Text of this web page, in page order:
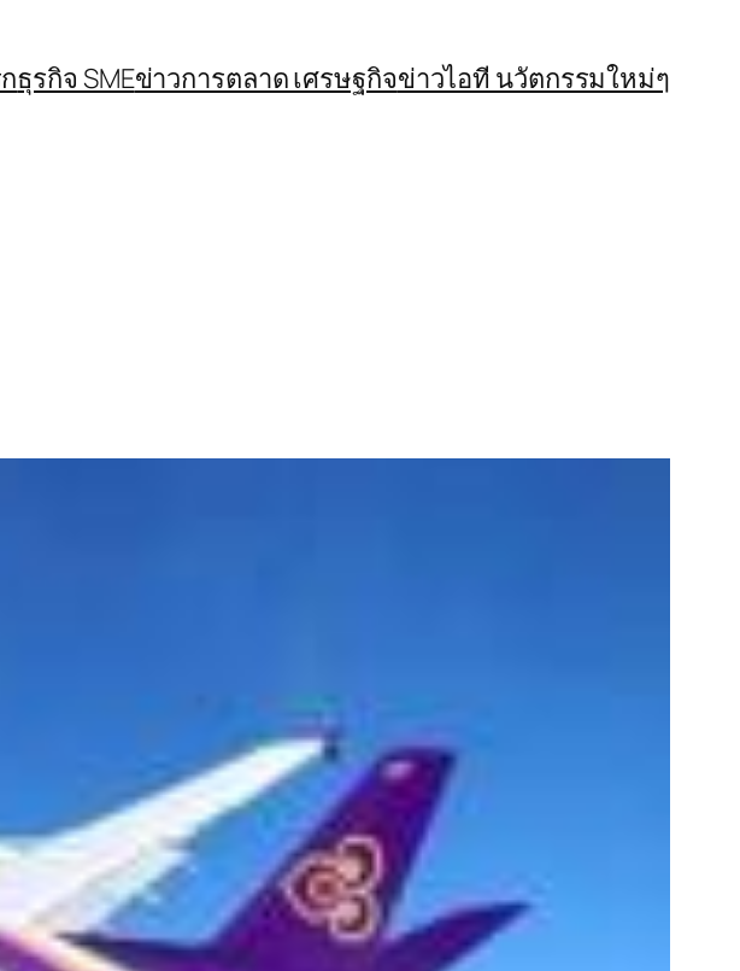
ธุรกิจ SMEข่าวการตลาด เศรษฐกิจข่าวไอที นวัตกรรมใหม่ๆ